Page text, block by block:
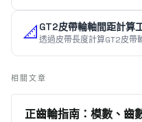
📐 GT2皮帶輪軸間距計算
透過皮帶長度計算GT2皮帶
相關文章
正齒輪指南：模數、齒